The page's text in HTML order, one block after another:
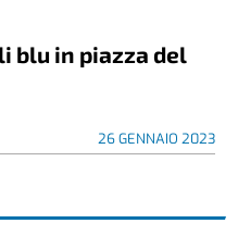
blu in piazza del
26 GENNAIO 2023